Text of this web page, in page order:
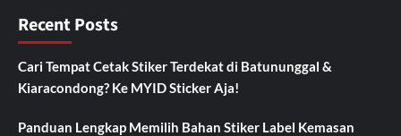
Recent Posts
Cari Tempat Cetak Stiker Terdekat di Batununggal &
Kiaracondong? Ke MYID Sticker Aja!
Panduan Lengkap Memilih Bahan Stiker Label Kemasan